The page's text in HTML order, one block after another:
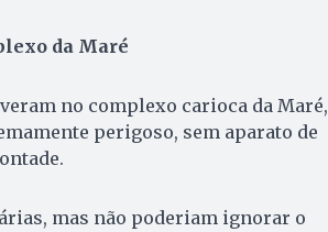
da Maré
no complexo carioca da Maré,
perigoso, sem aparato de
mas não poderiam ignorar o